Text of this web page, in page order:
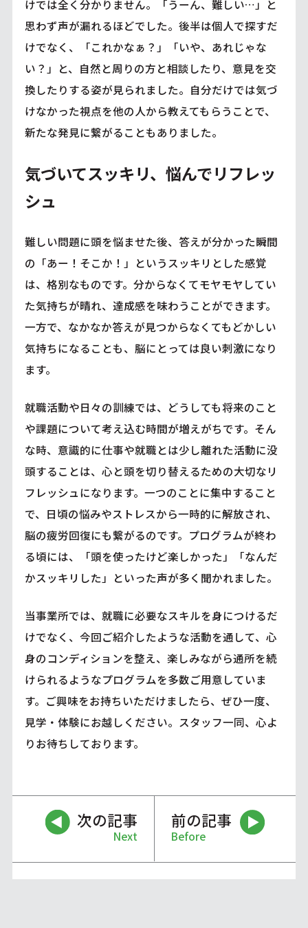
けでは全く分かりません。「うーん、難しい…」と
思わず声が漏れるほどでした。後半は個人で探すだ
けでなく、「これかなぁ？」「いや、あれじゃな
い？」と、自然と周りの方と相談したり、意見を交
換したりする姿が見られました。自分だけでは気づ
けなかった視点を他の人から教えてもらうことで、
新たな発見に繋がることもありました。
気づいてスッキリ、悩んでリフレッ
シュ
難しい問題に頭を悩ませた後、答えが分かった瞬間
の「あー！そこか！」というスッキリとした感覚
は、格別なものです。分からなくてモヤモヤしてい
た気持ちが晴れ、達成感を味わうことができます。
一方で、なかなか答えが見つからなくてもどかしい
気持ちになることも、脳にとっては良い刺激になり
ます。
就職活動や日々の訓練では、どうしても将来のこと
や課題について考え込む時間が増えがちです。そん
な時、意識的に仕事や就職とは少し離れた活動に没
頭することは、心と頭を切り替えるための大切なリ
フレッシュになります。一つのことに集中すること
で、日頃の悩みやストレスから一時的に解放され、
脳の疲労回復にも繋がるのです。プログラムが終わ
る頃には、「頭を使ったけど楽しかった」「なんだ
かスッキリした」といった声が多く聞かれました。
当事業所では、就職に必要なスキルを身につけるだ
けでなく、今回ご紹介したような活動を通して、心
身のコンディションを整え、楽しみながら通所を続
けられるようなプログラムを多数ご用意していま
す。ご興味をお持ちいただけましたら、ぜひ一度、
見学・体験にお越しください。スタッフ一同、心よ
りお待ちしております。
次の記事
Next
前の記事
Before